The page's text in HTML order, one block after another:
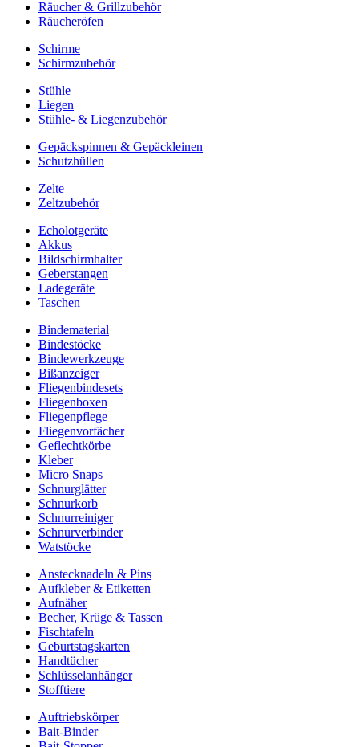
Räucher & Grillzubehör
Räucheröfen
Schirme
Schirmzubehör
Stühle
Liegen
Stühle- & Liegenzubehör
Gepäckspinnen & Gepäckleinen
Schutzhüllen
Zelte
Zeltzubehör
Echolotgeräte
Akkus
Bildschirmhalter
Geberstangen
Ladegeräte
Taschen
Bindematerial
Bindestöcke
Bindewerkzeuge
Bißanzeiger
Fliegenbindesets
Fliegenboxen
Fliegenpflege
Fliegenvorfächer
Geflechtkörbe
Kleber
Micro Snaps
Schnurglätter
Schnurkorb
Schnurreiniger
Schnurverbinder
Watstöcke
Anstecknadeln & Pins
Aufkleber & Etiketten
Aufnäher
Becher, Krüge & Tassen
Fischtafeln
Geburtstagskarten
Handtücher
Schlüsselanhänger
Stofftiere
Auftriebskörper
Bait-Binder